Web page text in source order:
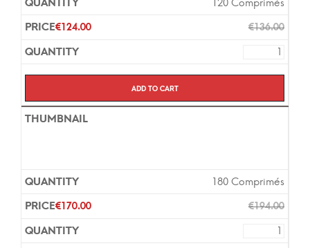
120 Comprimés
€136.00
€124.00
Add to cart
180 Comprimés
€194.00
€170.00